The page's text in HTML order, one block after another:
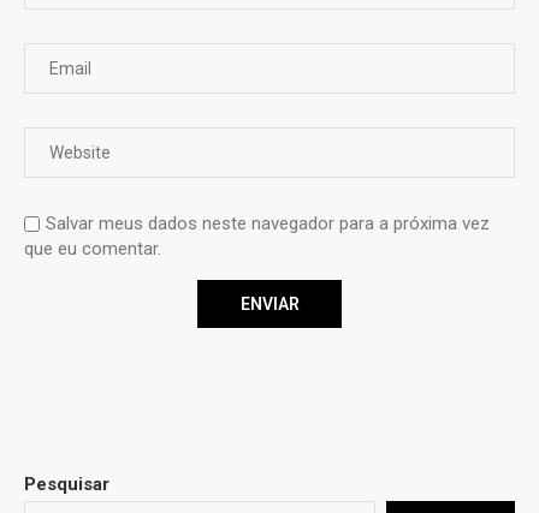
Salvar meus dados neste navegador para a próxima vez
que eu comentar.
Pesquisar